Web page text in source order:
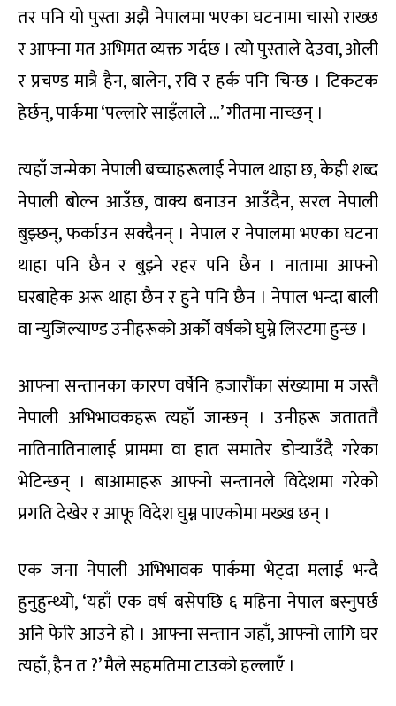
तर पनि यो पुस्ता अझै नेपालमा भएका घटनामा चासो राख्छ
र आफ्ना मत अभिमत व्यक्त गर्दछ । त्यो पुस्ताले देउवा, ओली
र प्रचण्ड मात्रै हैन, बालेन, रवि र हर्क पनि चिन्छ । टिकटक
हेर्छन्, पार्कमा ‘पल्लारे साइँलाले …’ गीतमा नाच्छन् ।
त्यहाँ जन्मेका नेपाली बच्चाहरूलाई नेपाल थाहा छ, केही शब्द
नेपाली बोल्न आउँछ, वाक्य बनाउन आउँदैन, सरल नेपाली
बुझ्छन्, फर्काउन सक्दैनन् । नेपाल र नेपालमा भएका घटना
थाहा पनि छैन र बुझ्ने रहर पनि छैन । नातामा आफ्नो
घरबाहेक अरू थाहा छैन र हुने पनि छैन । नेपाल भन्दा बाली
वा न्युजिल्याण्ड उनीहरूको अर्को वर्षको घुम्ने लिस्टमा हुन्छ ।
आफ्ना सन्तानका कारण वर्षेनि हजारौंका संख्यामा म जस्तै
नेपाली अभिभावकहरू त्यहाँ जान्छन् । उनीहरू जताततै
नातिनातिनालाई प्राममा वा हात समातेर डोर्‍याउँदै गरेका
भेटिन्छन् । बाआमाहरू आफ्नो सन्तानले विदेशमा गरेको
प्रगति देखेर र आफू विदेश घुम्न पाएकोमा मख्ख छन् ।
एक जना नेपाली अभिभावक पार्कमा भेट्दा मलाई भन्दै
हुनुहुन्थ्यो, ‘यहाँ एक वर्ष बसेपछि ६ महिना नेपाल बस्नुपर्छ
अनि फेरि आउने हो । आफ्ना सन्तान जहाँ, आफ्नो लागि घर
त्यहाँ, हैन त ?’ मैले सहमतिमा टाउको हल्लाएँ ।